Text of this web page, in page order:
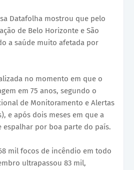
Datafolha mostrou que pelo
de Belo Horizonte e São
a saúde muito afetada por
no momento em que o
em 75 anos, segundo o
de Monitoramento e Alertas
e após dois meses em que a
espalhar por boa parte do país.
mil focos de incêndio em todo
ultrapassou 83 mil,